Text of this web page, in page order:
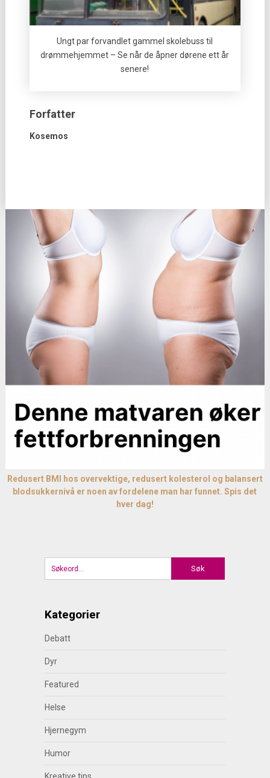
Ungt par forvandlet gammel skolebuss til
drømmehjemmet – Se når de åpner dørene ett år
senere!
Forfatter
Kosemos
Redusert BMI hos overvektige, redusert kolesterol og balansert
blodsukkernivå er noen av fordelene man har funnet. Spis det
hver dag!
Kategorier
Debatt
Dyr
Featured
Helse
Hjernegym
Humor